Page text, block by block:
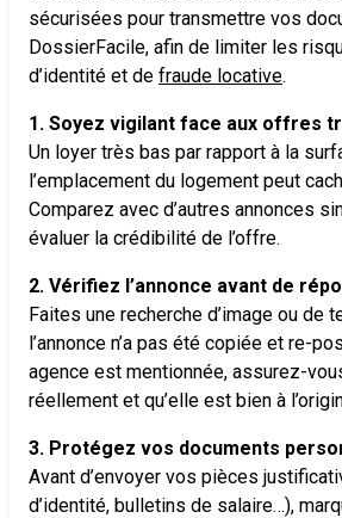
sécurisées pour transmettre vos
DossierFacile, afin de limiter les
d’identité et de fraude locative.
1. Soyez vigilant face aux offres
Un loyer très bas par rapport à la
l’emplacement du logement peut
Comparez avec d’autres annonces
évaluer la crédibilité de l’offre.
2. Vérifiez l’annonce avant de
Faites une recherche d’image ou de
l’annonce n’a pas été copiée et re-
agence est mentionnée, assurez-
réellement et qu’elle est bien à
3. Protégez vos documents
Avant d’envoyer vos pièces
d’identité, bulletins de salaire…),